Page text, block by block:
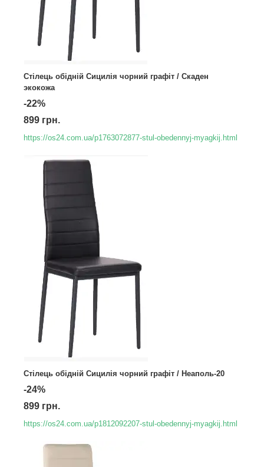
Стілець обідній Сицилія чорний графіт / Скаден
экокожа
-22%
899 грн.
https://os24.com.ua/p1763072877-stul-obedennyj-myagkij.html
Стілець обідній Сицилія чорний графіт / Неаполь-20
-24%
899 грн.
https://os24.com.ua/p1812092207-stul-obedennyj-myagkij.html